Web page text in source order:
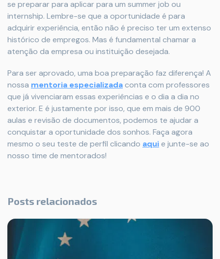
se preparar para aplicar para um summer job ou
internship. Lembre-se que a oportunidade é para
adquirir experiência, então não é preciso ter um extenso
histórico de empregos. Mas é fundamental chamar a
atenção da empresa ou instituição desejada.
Para ser aprovado, uma boa preparação faz diferença! A
nossa mentoria especializadaconta com professores
que já vivenciaram essas experiências e o dia a dia no
exterior. E é justamente por isso, que em mais de 900
aulas e revisão de documentos, podemos te ajudar a
conquistar a oportunidade dos sonhos. Faça agora
mesmo o seu teste de perfil clicando aquie junte-se ao
nosso time de mentorados!
Posts relacionados